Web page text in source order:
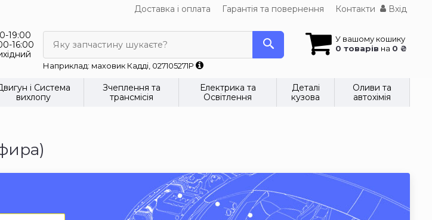
Доставка і оплата Гарантія та повернення Контакти Вхід
19:00
16:00
У вашому кошику
0 товарів на 0 ₴
Яку запчастину шукаєте?
Наприклад: маховик Кадді, 027105271P
і Система
вихлопу
Зчеплення та
трансмісія
Електрика та
Освітлення
Деталі
кузова
Оливи та
автохімія